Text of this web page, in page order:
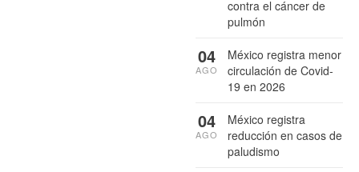
contra el cáncer de
pulmón
México registra menor
circulación de Covid-
19 en 2026
04
AGO
México registra
reducción en casos de
paludismo
04
AGO